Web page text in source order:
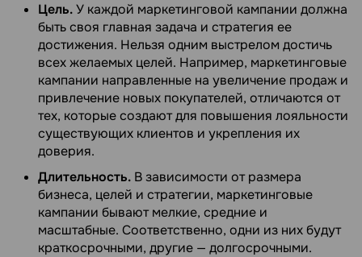
Цель.У каждой маркетинговой кампании должна
быть своя главная задача и стратегия ее
достижения. Нельзя одним выстрелом достичь
всех желаемых целей. Например, маркетинговые
кампании направленные на увеличение продаж и
привлечение новых покупателей, отличаются от
тех, которые создают для повышения лояльности
существующих клиентов и укрепления их
доверия.
Длительность. В зависимости от размера
бизнеса, целей и стратегии, маркетинговые
кампании бывают мелкие, средние и
масштабные. Соответственно, одни из них будут
краткосрочными, другие — долгосрочными.